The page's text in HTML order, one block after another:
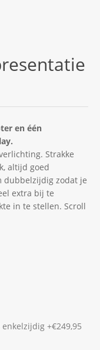
en één
Strakke
altijd goed
dubbelzijdig zodat je
extra bij te
in te stellen. Scroll
+€249,95